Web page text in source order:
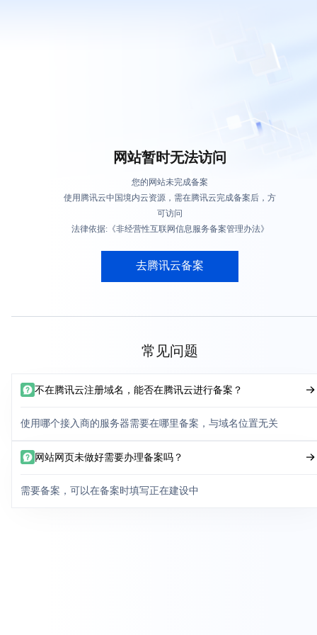
网站暂时无法访问
您的网站未完成备案
使用腾讯云中国境内云资源，需在腾讯云完成备案后，方
可访问
法律依据:《非经营性互联网信息服务备案管理办法》
去腾讯云备案
常见问题
不在腾讯云注册域名，能否在腾讯云进行备案？
使用哪个接入商的服务器需要在哪里备案，与域名位置无关
网站网页未做好需要办理备案吗？
需要备案，可以在备案时填写正在建设中